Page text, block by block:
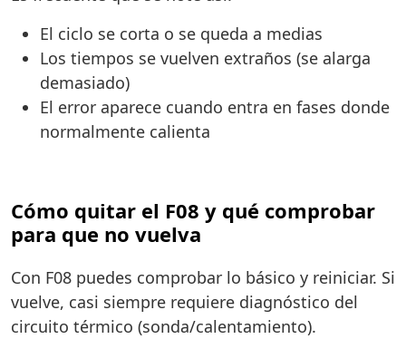
El ciclo se corta o se queda a medias
Los tiempos se vuelven extraños (se alarga
demasiado)
El error aparece cuando entra en fases donde
normalmente calienta
Cómo quitar el F08 y qué comprobar
para que no vuelva
Con F08 puedes comprobar lo básico y reiniciar. Si
vuelve, casi siempre requiere diagnóstico del
circuito térmico (sonda/calentamiento).